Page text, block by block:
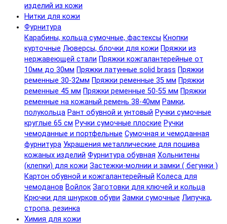
изделий из кожи
Нитки для кожи
Фурнитура
Карабины, кольца сумочные, фастексы Кнопки
курточные Люверсы, блочки для кожи Пряжки из
нержавеющей стали Пряжки кожгалантерейные от
10мм до 30мм Пряжки латунные solid brass Пряжки
ременные 30-32мм Пряжки ременные 35 мм Пряжки
ременные 45 мм Пряжки ременные 50-55 мм Пряжки
ременные на кожаный ремень 38-40мм Рамки,
полукольца Рант обувной и унтовый Ручки сумочные
круглые 65 см Ручки сумочные плоские Ручки
чемоданные и портфельные Сумочная и чемоданная
фурнитура Украшения металлические для пошива
кожаных изделий Фурнитура обувная Хольнитены
(клепки) для кожи Застежки-молнии и замки ( бегунки )
Картон обувной и кожгалантерейный Колеса для
чемоданов Войлок Заготовки для ключей и кольца
Крючки для шнурков обуви Замки сумочные Липучка,
стропа, резинка
Химия для кожи